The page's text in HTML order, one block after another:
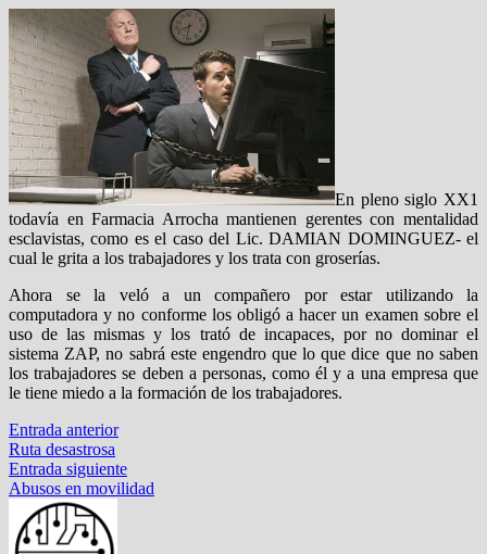
En pleno siglo XX1
todavía en Farmacia Arrocha mantienen gerentes con mentalidad
esclavistas, como es el caso del Lic. DAMIAN DOMINGUEZ- el
cual le grita a los trabajadores y los trata con groserías.
Ahora se la veló a un compañero por estar utilizando la
computadora y no conforme los obligó a hacer un examen sobre el
uso de las mismas y los trató de incapaces, por no dominar el
sistema ZAP, no sabrá este engendro que lo que dice que no saben
los trabajadores se deben a personas, como él y a una empresa que
le tiene miedo a la formación de los trabajadores.
Navegación
de
entradas
Entrada anteriorEntrada
Ruta desastrosa
Entrada siguienteEntrada
siguiente:
Abusos en movilidad